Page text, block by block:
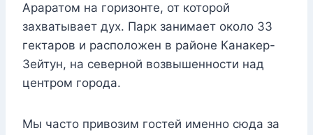
Араратом на горизонте, от которой
захватывает дух. Парк занимает около 33
гектаров и расположен в районе Канакер-
Зейтун, на северной возвышенности над
центром города.
Мы часто привозим гостей именно сюда за